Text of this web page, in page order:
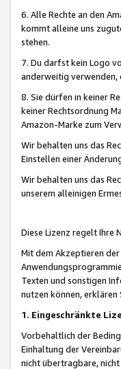
6. Alle Rechte an den
kommt alleine uns
stehen.
7. Du darfst kein Logo
anderweitig verwenden,
8. Sie dürfen in keiner
keiner Rechtsordnung
Amazon-Marke zum
Wir behalten uns das
Einstellen einer
Wir behalten uns das
unserem alleinigen
Diese Lizenz regelt Ihre
Mit dem Akzeptieren
Texten und sonstigen
nutzen können, erklären
1. Eingeschränkte
Vorbehaltlich der
Einhaltung der
nicht übertragbare,